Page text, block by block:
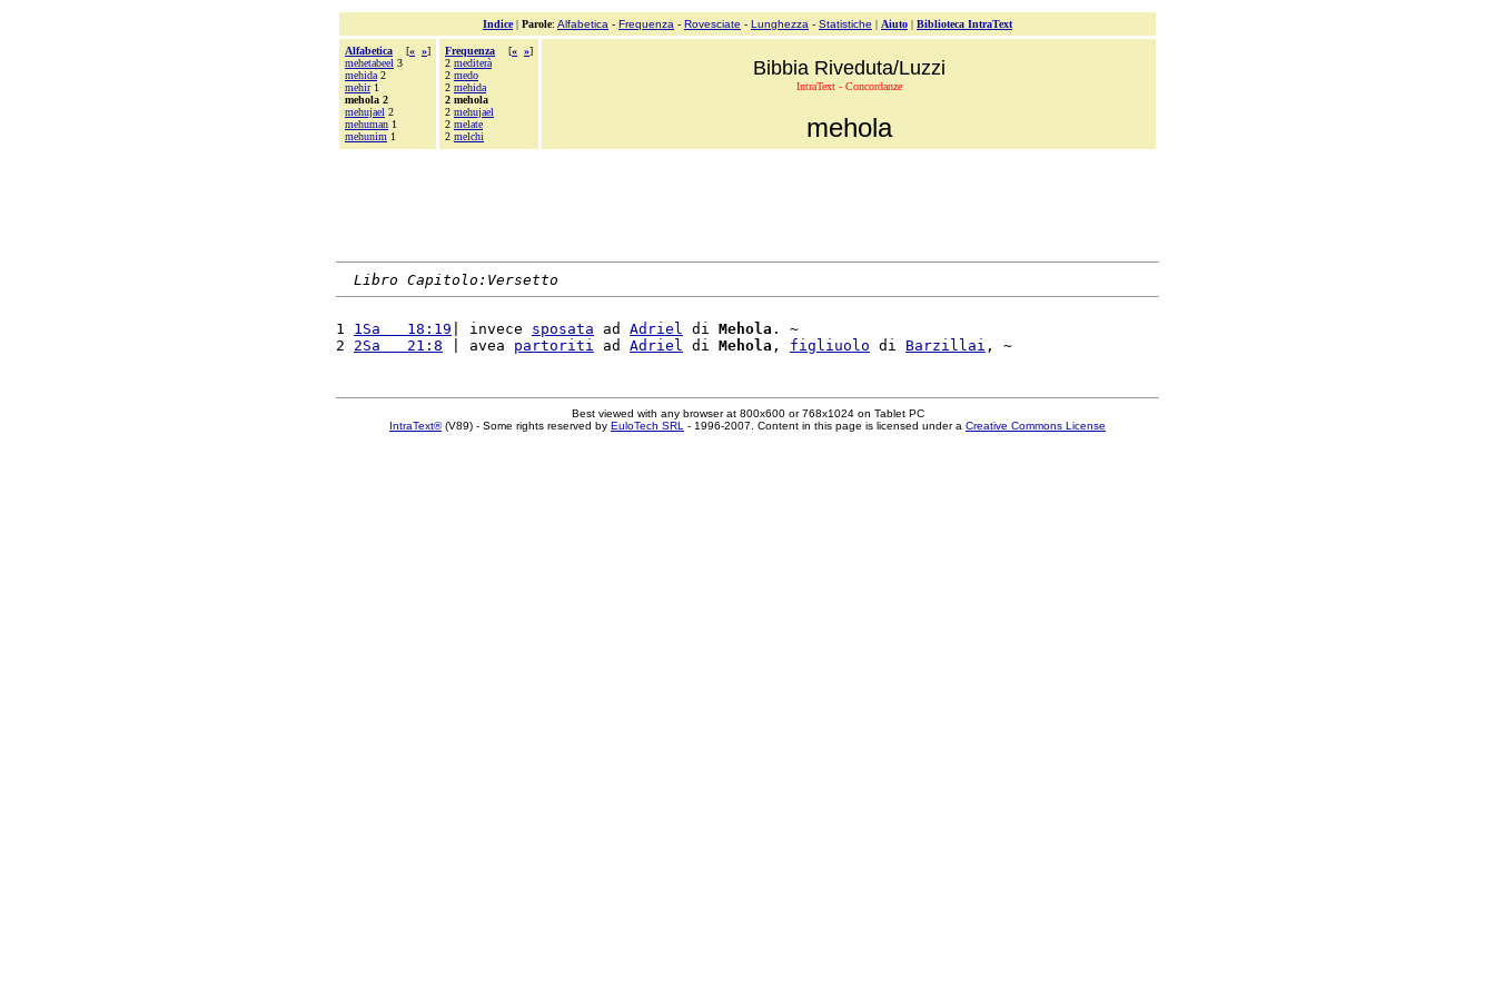
Indice| Parole: Alfabetica - Frequenza - Rovesciate - Lunghezza - Statistiche | Aiuto | Biblioteca IntraText
Alfabetica [« »]
mehetabeel 3
mehida 2
mehir1
mehola 2
mehujael 2
mehuman 1
mehunim 1
Frequenza [« »]
2 mediterà
2 medo
2 mehida
2 mehola
2 mehujael
2 melate
2 melchi
Bibbia Riveduta/Luzzi
IntraText - Concordanze
mehola
Libro Capitolo:Versetto
1 1Sa   18:19 | invece sposata ad Adriel di Mehola . ~
2 2Sa   21:8 | avea partoriti ad Adriel di Mehola , figliuolo di Barzillai
Best viewed with any browser at 800x600 or 768x1024 on Tablet PC
IntraText®(V89) - Some rights reserved by EuloTech SRL - 1996-2007. Content in this page is licensed under a Creative Commons License